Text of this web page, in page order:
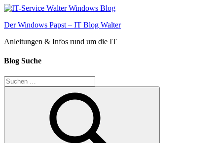
Zum
springen
Der Windows Papst – IT Blog Walter
Anleitungen & Infos rund um die IT
Blog Suche
Suchen
nach: